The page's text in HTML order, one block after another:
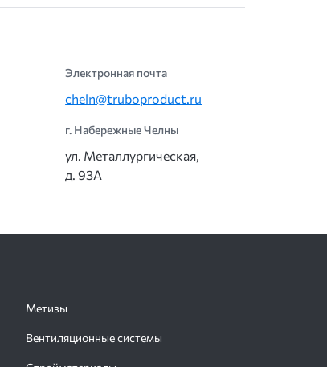
Электронная почта
cheln@truboproduct.ru
г. Набережные Челны
ул. Металлургическая,
д. 93А
Метизы
Вентиляционные системы